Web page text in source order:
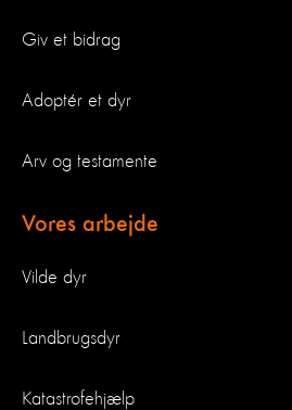
Giv et bidrag
Adoptér et dyr
Arv og testamente
Vores arbejde
Vilde dyr
Landbrugsdyr
Katastrofehjælp